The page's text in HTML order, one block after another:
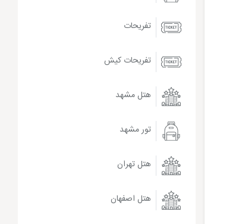
تفریحات
تفریحات کیش
هتل مشهد
تور مشهد
هتل تهران
هتل اصفهان